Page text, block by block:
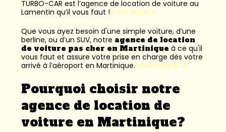
TURBO-CAR est l’agence de location de voiture au
Lamentin qu’il vous faut !Rolex Replica
Que vous ayez besoin d'une simple voiture, d’une
berline, ou d’un SUV, notre agence de location
de voiture pas cher en Martinique à ce qu'il
vous faut et assure votre prise en charge dès votre
arrivé à l’aéroport en Martinique.rolex replica uk
Pourquoi choisir notre
agence de location de
voiture en Martinique?